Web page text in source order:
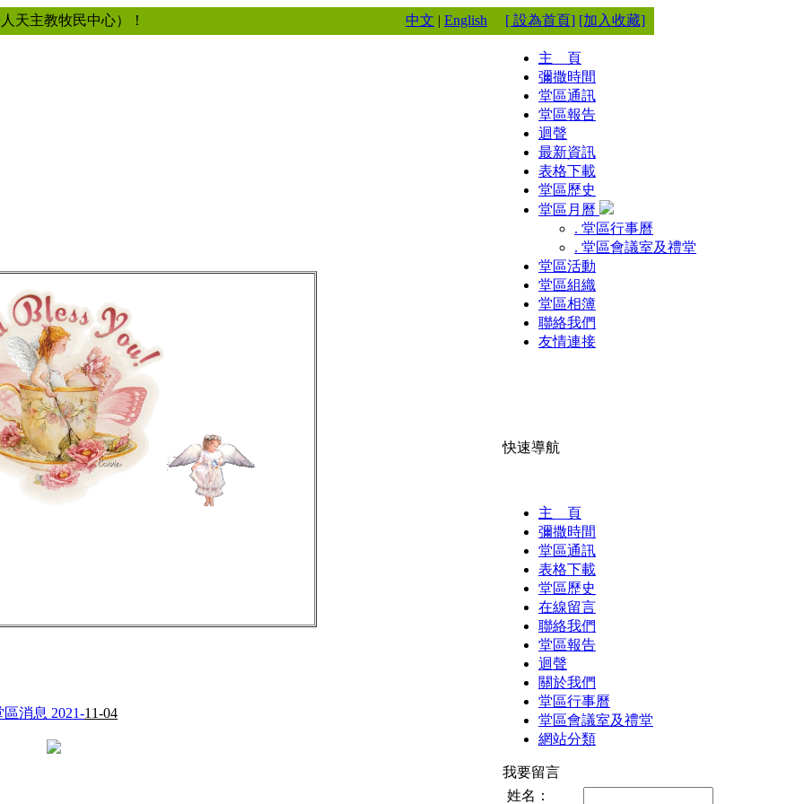
天主教牧民中心）！ 中文 | English [ 設為首頁] [加入收藏]
區消息 2021-11-04
主 頁
彌撒時間
堂區通訊
堂區報告
迴聲
最新資訊
表格下載
堂區歷史
堂區月曆
. 堂區行事曆
. 堂區會議室及禮堂
堂區活動
堂區組織
堂區相簿
聯絡我們
友情連接
快速導航
主 頁
彌撒時間
堂區通訊
表格下載
堂區歷史
在線留言
聯絡我們
堂區報告
迴聲
關於我們
堂區行事曆
堂區會議室及禮堂
網站分類
我要留言
姓名：